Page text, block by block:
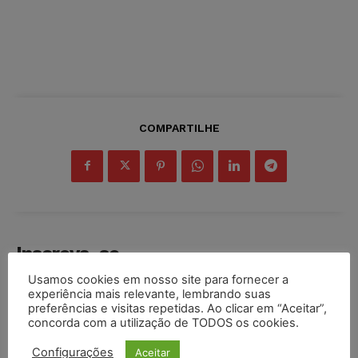
COMPARTILHE
Inscreva-se
INSCREVER
Usamos cookies em nosso site para fornecer a
experiência mais relevante, lembrando suas
preferências e visitas repetidas. Ao clicar em “Aceitar”,
concorda com a utilização de TODOS os cookies.
Configurações Aceitar